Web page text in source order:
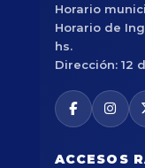
Horario
Horario de
hs.
Dirección: 12
ACCESOS